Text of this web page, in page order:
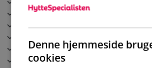
Kök
Ett modernt kök, med bl.a. kyl och
mikrovågsugn samt kaffebryggare.
Tvättmaskin
Braskamin/Öppen spis
Balkong
Torkskåp
Denne hjemmeside
cookies